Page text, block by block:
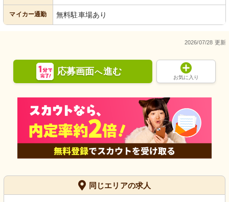
マイカー通勤 無料駐車場あり
2026/07/28 更新
応募画面へ進む
お気に入り
同じエリアの求人